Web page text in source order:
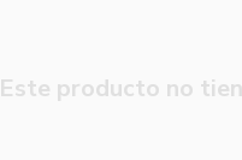
Este producto no